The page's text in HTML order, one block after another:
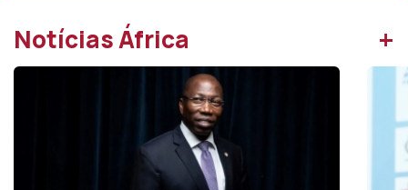
Notícias África +